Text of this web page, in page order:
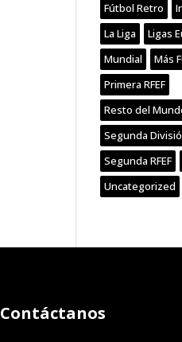
Fútbol Retro
La Liga
Ligas
Mundial
Más
Primera RFEF
Resto del
Segunda
Segunda RFEF
Uncategorized
Contáctanos